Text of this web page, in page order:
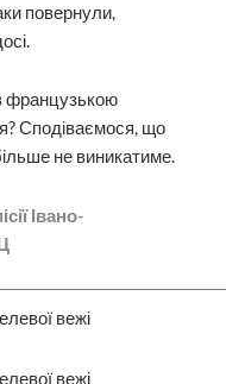
повернули,
французькою
Сподіваємося, що
не виникатиме.
Івано-